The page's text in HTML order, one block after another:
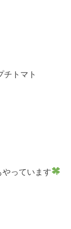
チトマト
やっています